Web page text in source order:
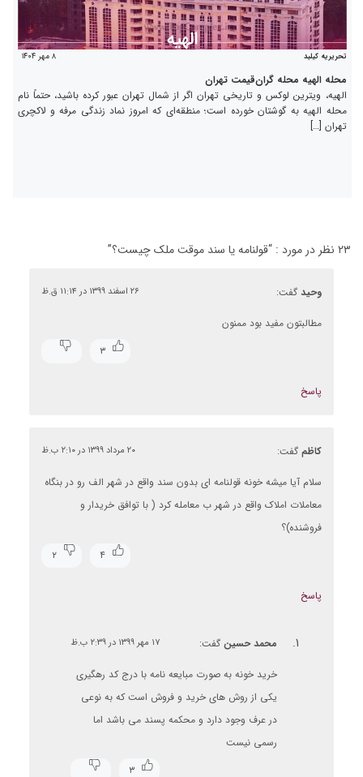
تحریریه کیلید ۸ مهر ۱۴۰۴
محله الهیه محله گران‌قیمت تهران
الهیه، ویترین لوکس و تاریخی تهران اگر از شمال تهران عبور کرده باشید، حتماً نام
محله الهیه به گوشتان خورده است؛ منطقه‌ای که امروز نماد زندگی مرفه و لاکچری
تهران […]
۲۳ نظر در مورد : “ قولنامه یا سند موقت ملک چیست؟”
وحید گفت: ۲۶ اسفند ۱۳۹۹ در ۱۱:۱۴ ق.ظ
مطالبتون مفید بود ممنون
۳
پاسخ
کاظم گفت: ۲۰ مرداد ۱۳۹۹ در ۲:۱۰ ب.ظ
سلام آیا میشه خونه قولنامه ای بدون سند واقع در شهر الف رو در بنگاه
معاملات املاک واقع در شهر ب معامله کرد ( با توافق خریدار و
فروشنده)؟
۴
۲
پاسخ
محمد حسین گفت: ۱۷ مهر ۱۳۹۹ در ۲:۳۹ ب.ظ
خرید خونه به صورت مبایعه نامه با درج کد رهگیری
یکی از روش های خرید و فروش است که به نوعی
در عرف وجود دارد و محکمه پسند می باشد اما
رسمی نیست
۳